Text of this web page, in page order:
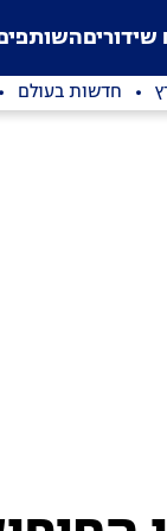
שידורים
חדשות בעולם